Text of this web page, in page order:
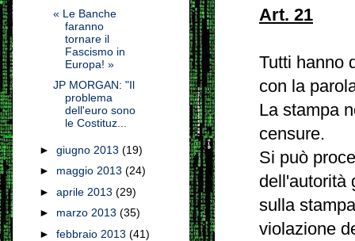
Art. 21
Tutti hanno
con la
La stampa
censure.
Si può
dell'autorità
sulla
violazione
« Le Banche
faranno
tornare il
Fascismo in
Europa! »
JP MORGAN: "Il
problema
dell'euro sono
le Costituz...
► giugno 2013 (19)
► maggio 2013 (24)
► aprile 2013 (29)
► marzo 2013 (35)
► febbraio 2013 (41)